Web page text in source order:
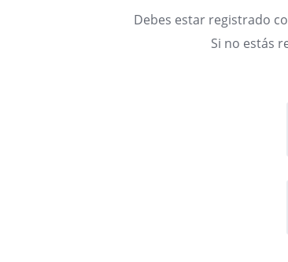
Debes estar registrado
Si no estás